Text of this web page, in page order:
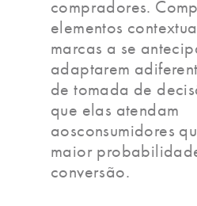
compradores.
elementos
marcas a se
adaptarem
de tomada de
que elas atendam
aosconsumidores
maior
conversão.